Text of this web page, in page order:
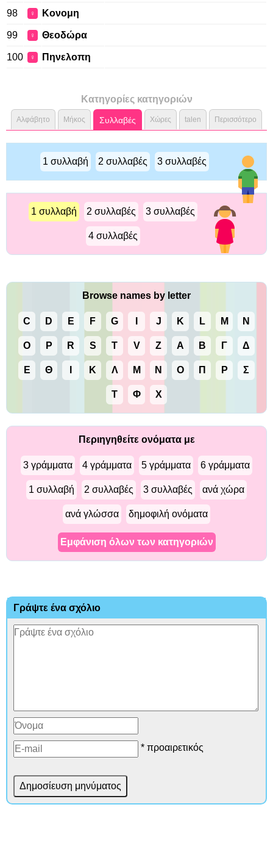
98 ♀ Κονομη
99 ♀ Θεοδώρα
100 ♀ Πηνελοπη
Κατηγορίες κατηγοριών
Αλφάβητο Μήκος Συλλαβές Χώρες talen Περισσότερο
1 συλλαβή 2 συλλαβές 3 συλλαβές
1 συλλαβή 2 συλλαβές 3 συλλαβές
4 συλλαβές
Browse names by letter
C D E F G J K L M N
O P R S T V Z Α Β Γ Δ
Ε Θ Κ Λ Μ Ν Ο Π Ρ Σ
Τ Φ Χ
Περιηγηθείτε ονόματα με
3 γράμματα 4 γράμματα 5 γράμματα 6 γράμματα
1 συλλαβή 2 συλλαβές 3 συλλαβές ανά χώρα
ανά γλώσσα δημοφιλή ονόματα
Εμφάνιση όλων των κατηγοριών
Γράψτε ένα σχόλιο
* προαιρετικός